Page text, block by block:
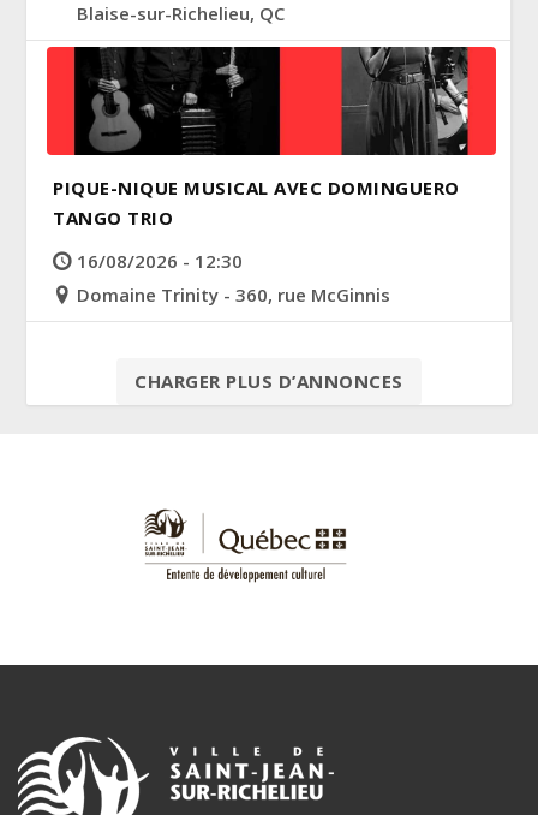
Blaise-sur-Richelieu, QC
PIQUE-NIQUE MUSICAL AVEC DOMINGUERO
TANGO TRIO
16/08/2026 - 12:30
Domaine Trinity - 360, rue McGinnis
CHARGER PLUS D’ANNONCES